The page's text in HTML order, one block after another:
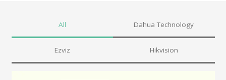
All Dahua Technology
Ezviz Hikvision